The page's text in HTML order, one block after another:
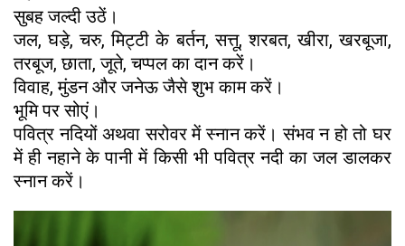
सुबह जल्दी उठें।
जल, घड़े, चरु, मिट्टी के बर्तन, सत्तू, शरबत, खीरा, खरबूजा,
तरबूज, छाता, जूते, चप्पल का दान करें।
विवाह, मुंडन और जनेऊ जैसे शुभ काम करें।
भूमि पर सोएं।
पवित्र नदियों अथवा सरोवर में स्नान करें। संभव न हो तो घर
में ही नहाने के पानी में किसी भी पवित्र नदी का जल डालकर
स्नान करें।